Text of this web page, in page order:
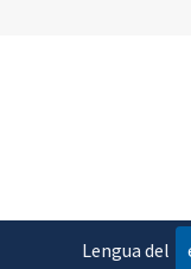
Lengua del